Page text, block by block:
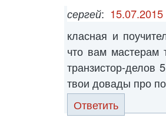
сергей:
класная и
что вам мастерам
транзистор-делов
твои довады про
Ответить